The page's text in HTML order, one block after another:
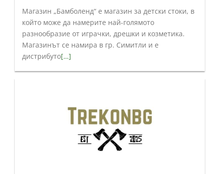
Магазин „Бамболенд“ е магазин за детски стоки, в
който може да намерите най-голямото
разнообразие от играчки, дрешки и козметика.
Магазинът се намира в гр. Симитли и е
дистрибуто[…]